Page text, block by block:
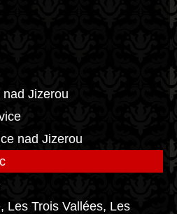
Jizerou
nad Jizerou
Les Trois Vallées, Les